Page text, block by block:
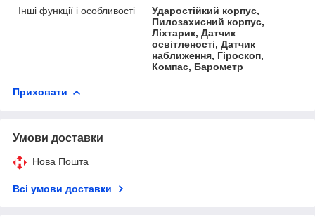
Інші функції і особливості
Ударостійкий корпус,
Пилозахисний корпус,
Ліхтарик, Датчик
освітленості, Датчик
наближення, Гіроскоп,
Компас, Барометр
Приховати
Умови доставки
Нова Пошта
Всі умови доставки